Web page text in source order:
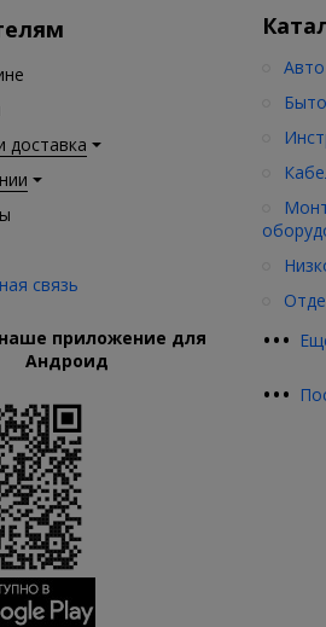
доставка
связь
приложение для
Андроид
•••
•••